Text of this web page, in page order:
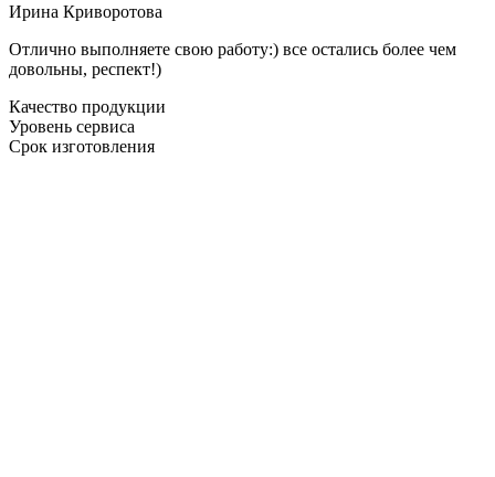
Ирина Криворотова
Отлично выполняете свою работу:) все остались более чем
довольны, респект!)
Качество продукции
Уровень сервиса
Срок изготовления